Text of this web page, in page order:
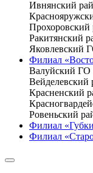
Ивнянский
Прохоровский
Ракитянский
Яковлевский
Филиал
Валуйский ГО
Вейделевский
Красненский
Ровеньский
Филиал
Филиал